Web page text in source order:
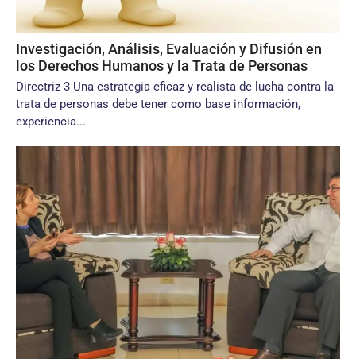
Investigación, Análisis, Evaluación y Difusión en
los Derechos Humanos y la Trata de Personas
Directriz 3 Una estrategia eficaz y realista de lucha contra la
trata de personas debe tener como base información,
experiencia...